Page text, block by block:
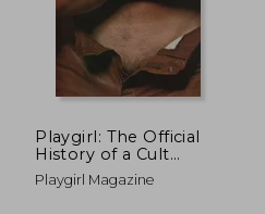
Playgirl: The Official
History of a Cult
Magazine (en Inglés)
Playgirl Magazine